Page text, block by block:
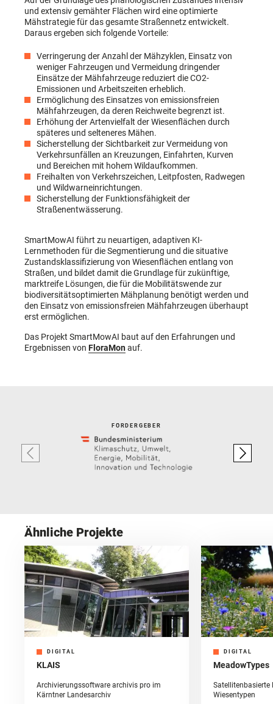
und extensiv gemähter Flächen wird eine optimierte
Mähstrategie für das gesamte Straßennetz entwickelt.
Daraus ergeben sich folgende Vorteile:
Verringerung der Anzahl der Mähzyklen, Einsatz von
weniger Fahrzeugen und Vermeidung dringender
Einsätze der Mähfahrzeuge reduziert die CO2-
Emissionen und Arbeitszeiten erheblich.
Ermöglichung des Einsatzes von emissionsfreien
Mähfahrzeugen, da deren Reichweite begrenzt ist.
Erhöhung der Artenvielfalt der Wiesenflächen durch
späteres und selteneres Mähen.
Sicherstellung der Sichtbarkeit zur Vermeidung von
Verkehrsunfällen an Kreuzungen, Einfahrten, Kurven
und Bereichen mit hohem Wildaufkommen.
Freihalten von Verkehrszeichen, Leitpfosten, Radwegen
und Wildwarneinrichtungen.
Sicherstellung der Funktionsfähigkeit der
Straßenentwässerung.
SmartMowAI führt zu neuartigen, adaptiven KI-
Lernmethoden für die Segmentierung und die situative
Zustandsklassifizierung von Wiesenflächen entlang von
Straßen, und bildet damit die Grundlage für zukünftige,
marktreife Lösungen, die für die Mobilitätswende zur
biodiversitätsoptimierten Mähplanung benötigt werden und
den Einsatz von emissionsfreien Mähfahrzeugen überhaupt
erst ermöglichen.
Das Projekt SmartMowAI baut auf den Erfahrungen und
Ergebnissen von FloraMonauf.
FÖRDERGEBER
Ähnliche Projekte
DIGITAL
KLAIS
Archivierungssoftware archivis pro im
Kärntner Landesarchiv
DIGITAL
MeadowTypes
Wiesentypen